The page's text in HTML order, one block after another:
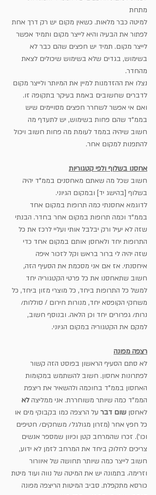
מתחת
למיטה כבר מלאות. כשאין מקום יש רק דרך אחת
לפתור את הבעיה והיא לייצר מקום ותמיד אפשר
לייצר מקום. תמיד יש חפצים שהם כבר לא
בשימוש, בגדים שלא בשימוש שיכולים לצאת
מהחדר.
נצלו את ההזדמנות למיין את המיותר ולייצר מקום
לדברים שחשובים באמת בעיקר בתקופה זו.
ואם אי אפשר לשחרר חפצים מסויימים שיש
בממ"ד שהם פחות בשימוש, יש לתעדף מה
חשוב שיהיה בממד לעומת מה פחות חשוב ויכול
להתפנות למקום אחר.
אחסנו בשלוף ולפי קטגוריות
חשוב שכל מה שאתם מאחסנים בממ"ד יהיה
בשלוף [בהישג יד] ובמקום הגיוני.
לדוגמא אחסנתי כמה תרופות במקום אחד
בממ"ד וכמה תרופות במקום אחר בחדר. הבנתי
שזה לא יעיל ורק יבלבל אותי ועליי לרכז את כל
התרופות יחד ולאחסן אותם במקום אחד כדי
שזה יהיה לי ברור בראש וקל לזכור איפה
איחסנתי. אז אם אני מסכמת את הסעיף הזה,
חשוב שתאחסנו את כל פרטי הקטגוריה יחד
למשל כל התרופות ביחד, כל מוצרי מזון ביחד, כל
משחקי הקופסא יחד, מנורות חירום / סוללות/
נרות/ גפרורים יחד וכן הלאה. ובנוסף חשוב,
למקם את הקטגוריה במקום הגיוני.
רצפה מפונה
לא סתם הסעיף הראשון בפוסט הזה קשור
לפתרונות אחסון. חשוב להשתמש במקומות
האחסון בממ"ד בחוכמה ולהשאיר את ריצפת
הממ"ד כמה שיותר משוחררת. אני ממליצה לא
לאחסן שום דבר על הרצפה כמו בקבוקי מים או
כל חפץ אחר (מזרון מגולגל/ משחקים/ חטיפים
וכו'). זכרו שהמרחב קטן וכיוון שמספר אנשים
צריכים לחלוק ביחד את המרחב לזמן לא ידוע,
חשוב לייצר כמה שיותר תחושה של איוורור
וזרימה. בתמונה יש את המיטה של נווה ועוד מיטת
כורסא מתקפלת. סביב המיטות הריצפה מפונה